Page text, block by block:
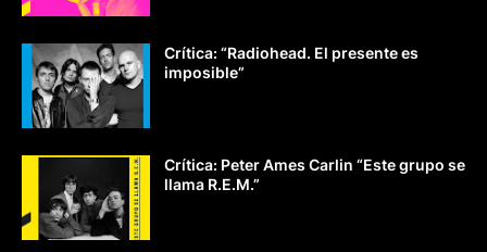
Crítica: “Radiohead. El presente es
imposible”
Crítica: Peter Ames Carlin “Este grupo se
llama R.E.M.”